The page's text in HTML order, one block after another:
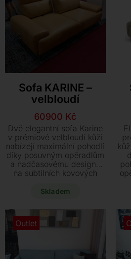
Sofa KARINE –
velbloudí
Původní
cena
byla:
73400 Kč.
60900 Kč
Aktuální
cena
je:
60900 Kč.
Dvě elegantní sofa Karine
v prémiové velbloudí kůži
nabízejí maximální pohodlí
díky posuvným opěradlům
a nadčasovému designu
na subtilních kovových
mimořádnou slevu na tyto
a pořiďte si oba za
zvýhodněnou cenu 99.800
Kč.
Skladem
Outlet